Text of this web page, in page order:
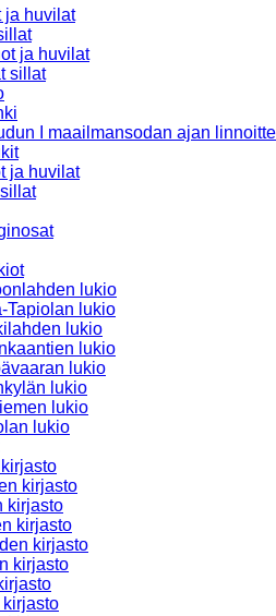
ja huvilat
ja huvilat
sillat
I maailmansodan ajan
ja huvilat
lukio
Tapiolan lukio
lukio
lukio
lukio
lukio
lukio
lukio
kirjasto
kirjasto
kirjasto
kirjasto
kirjasto